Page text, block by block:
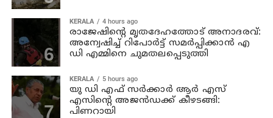
KERALA 4 hours ago
രാജേഷിന്റെ മൃതദേഹത്തോട് അനാദരവ്:
അന്വേഷിച്ച് റിപോര്‍ട്ട് സമര്‍പ്പിക്കാന്‍ എ
ഡി എമ്മിനെ ചുമതലപ്പെടുത്തി
KERALA 5 hours ago
യു ഡി എഫ് സര്‍ക്കാര്‍ ആര്‍ എസ്
എസിന്റെ അജന്‍ഡക്ക്‌ കീഴടങ്ങി:
പിണറായി